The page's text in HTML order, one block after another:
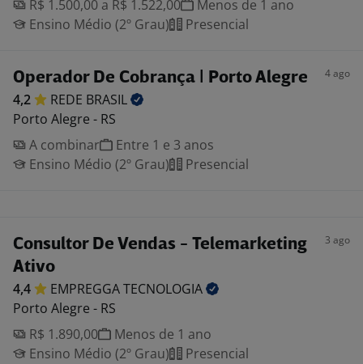
R$ 1.500,00 a R$ 1.522,00
Menos de 1 ano
Ensino Médio (2º Grau)
Presencial
Operador De Cobrança | Porto Alegre 4 ago
4,2 REDE BRASIL
Porto Alegre - RS
A combinar
Entre 1 e 3 anos
Ensino Médio (2º Grau)
Presencial
Consultor De Vendas - Telemarketing
Ativo
3 ago
4,4 EMPREGGATECNOLOGIA
Porto Alegre - RS
R$ 1.890,00
Menos de 1 ano
Ensino Médio (2º Grau)
Presencial